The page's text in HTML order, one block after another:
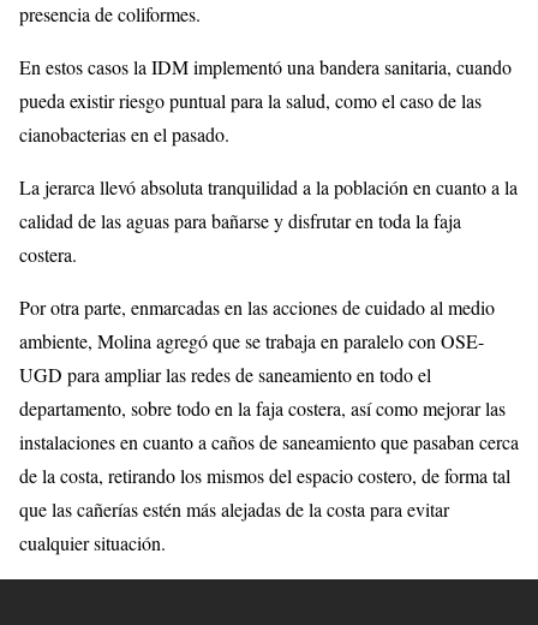
presencia de coliformes.
En estos casos la IDM implementó una bandera sanitaria, cuando
pueda existir riesgo puntual para la salud, como el caso de las
cianobacterias en el pasado.
La jerarca llevó absoluta tranquilidad a la población en cuanto a la
calidad de las aguas para bañarse y disfrutar en toda la faja
costera.
Por otra parte, enmarcadas en las acciones de cuidado al medio
ambiente, Molina agregó que se trabaja en paralelo con OSE-
UGD para ampliar las redes de saneamiento en todo el
departamento, sobre todo en la faja costera, así como mejorar las
instalaciones en cuanto a caños de saneamiento que pasaban cerca
de la costa, retirando los mismos del espacio costero, de forma tal
que las cañerías estén más alejadas de la costa para evitar
cualquier situación.